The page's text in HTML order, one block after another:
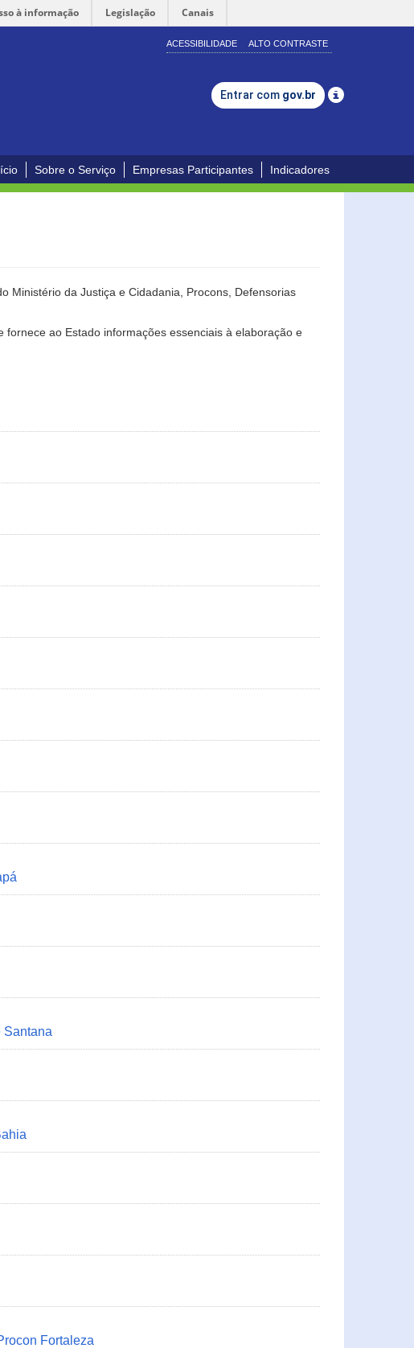
à informação Legislação Canais
ACESSIBILIDADE ALTO CONTRASTE
Entrar com gov.br
Sobre o Serviço Empresas Participantes Indicadores
Ministério da Justiça e Cidadania, Procons, Defensorias
ao Estado informações essenciais à elaboração e
Santana
Fortaleza